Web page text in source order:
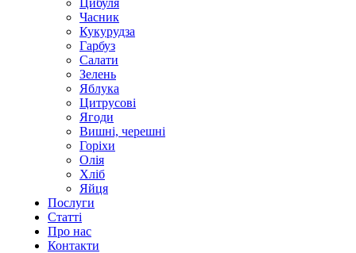
Цибуля
Часник
Кукурудза
Гарбуз
Салати
Зелень
Яблука
Цитрусові
Ягоди
Вишні, черешні
Горіхи
Олія
Хліб
Яйця
Послуги
Статті
Про нас
Контакти